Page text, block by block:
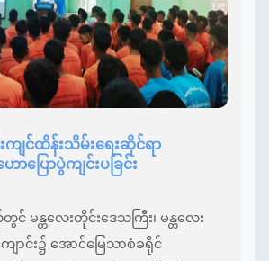
ျင်ထိန်းသိမ်းရေးဆိုင်ရာ
ပြောပွဲကျင်းပခြင်း
င် မန္တလေးတိုင်းဒေသကြီး၊ မန္တလေး
ာင်း၌ အောင်မြေသာစံခရိုင်